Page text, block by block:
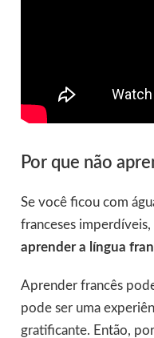
Por que não
Se você ficou com
franceses imperdíveis,
aprender a língua
Aprender francês
pode ser uma
gratificante. Então,